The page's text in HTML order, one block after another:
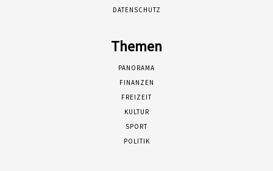
DATENSCHUTZ
Themen
PANORAMA
FINANZEN
FREIZEIT
KULTUR
SPORT
POLITIK